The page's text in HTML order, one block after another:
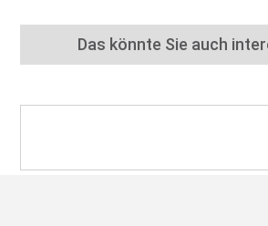
Das könnte Sie auch